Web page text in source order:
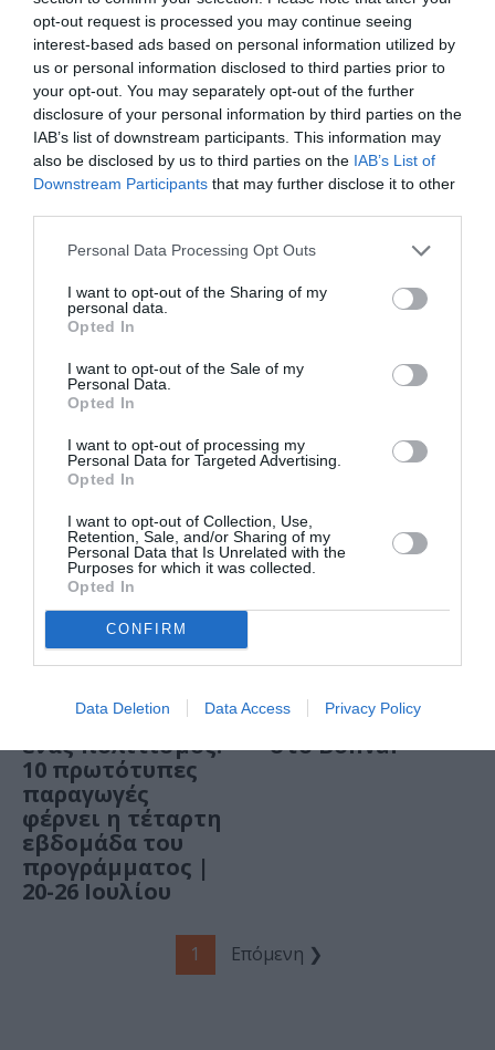
opt-out request is processed you may continue seeing
interest-based ads based on personal information utilized by
us or personal information disclosed to third parties prior to
your opt-out. You may separately opt-out of the further
disclosure of your personal information by third parties on the
IAB’s list of downstream participants. This information may
also be disclosed by us to third parties on the IAB’s List of
Downstream Participants that may further disclose it to other
Personal Data Processing Opt Outs
I want to opt-out of the Sharing of my
personal data.
Opted In
I want to opt-out of the Sale of my
Personal Data.
Opted In
I want to opt-out of processing my
Personal Data for Targeted Advertising.
Opted In
I want to opt-out of Collection, Use,
Retention, Sale, and/or Sharing of my
Personal Data that Is Unrelated with the
Purposes for which it was collected.
Opted In
CONFIRM
Data Deletion Data Access Privacy Policy
ΜΟΥΣΙΚΗ / ΜΟΥΣΙΚΑ ΝΕΑ
Οι CamelPhat
Beach Club
τραγουδούν
ντουέτο το
“When I’m Home”
στην
«Οδύσσεια»
ΜΟΥΣΙΚΗ / ΜΟΥΣΙΚΑ ΝΕΑ
KAS:ST & Anfisa
Bolivar
Δωρεάν
εκδηλώσεις στην
εβδομάδα 20 – 26
Όλη η Ελλάδα
ένας πολιτισμός:
10 πρωτότυπες
παραγωγές
φέρνει η τέταρτη
εβδομάδα του
προγράμματος |
20-26 Ιουλίου
Shimza & ARODES
στο Bolivar
1 Επόμενη ❯